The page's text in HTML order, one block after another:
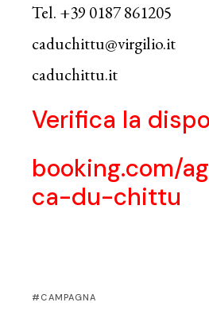
Tel. +39 0187 861205
caduchittu@virgilio.it
caduchittu.it
Verifica la
booking.com/
ca-du-chittu
CAMPAGNA